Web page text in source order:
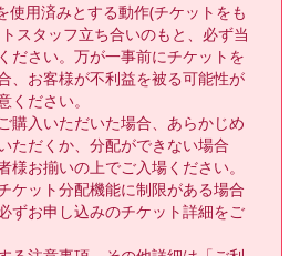
用済みとする動作(チケットをも
スタッフ立ち合いのもと、必ず当
ださい。万が一事前にチケットを
、お客様が不利益を被る可能性が
ください。
購入いただいた場合、あらかじめ
ただくか、分配ができない場合
様お揃いの上でご入場ください。
ケット分配機能に制限がある場合
ずお申し込みのチケット詳細をご